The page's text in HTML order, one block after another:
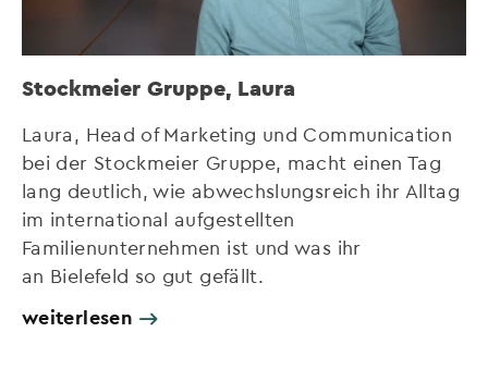
Stockmeier Gruppe, Laura
Laura, Head of Marketing und Communication
bei der Stockmeier Gruppe, macht einen Tag
lang deutlich, wie abwechslungsreich ihr Alltag
im international aufgestellten
Familienunternehmen ist und was ihr
an Bielefeld so gut gefällt.
weiterlesen